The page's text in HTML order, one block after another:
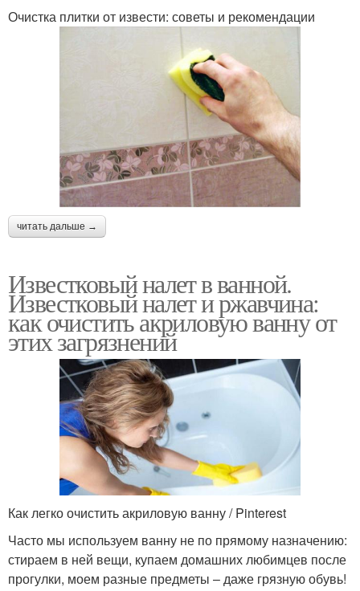
Очистка плитки от извести: советы и рекомендации
читать дальше →
Известковый налет в ванной.
Известковый налет и ржавчина:
как очистить акриловую ванну от
этих загрязнений
Как легко очистить акриловую ванну / Pinterest
Часто мы используем ванну не по прямому назначению:
стираем в ней вещи, купаем домашних любимцев после
прогулки, моем разные предметы – даже грязную обувь!